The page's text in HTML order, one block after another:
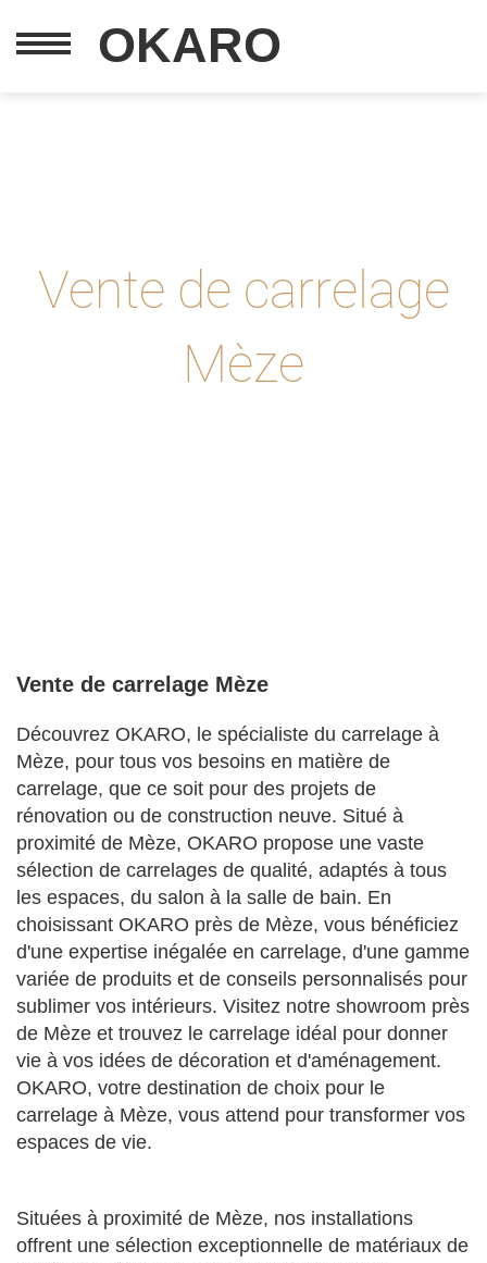
OKARO
Vente de carrelage
Mèze
Vente de carrelage Mèze
Découvrez OKARO, le spécialiste du carrelage à
Mèze, pour tous vos besoins en matière de
carrelage, que ce soit pour des projets de
rénovation ou de construction neuve. Situé à
proximité de Mèze, OKARO propose une vaste
sélection de carrelages de qualité, adaptés à tous
les espaces, du salon à la salle de bain. En
choisissant OKARO près de Mèze, vous bénéficiez
d'une expertise inégalée en carrelage, d'une gamme
variée de produits et de conseils personnalisés pour
sublimer vos intérieurs. Visitez notre showroom près
de Mèze et trouvez le carrelage idéal pour donner
vie à vos idées de décoration et d'aménagement.
OKARO, votre destination de choix pour le
carrelage à Mèze, vous attend pour transformer vos
espaces de vie.
Situées à proximité de Mèze, nos installations
offrent une sélection exceptionnelle de matériaux de